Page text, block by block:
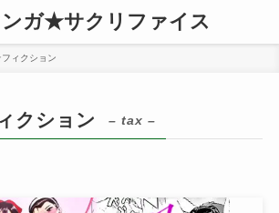
ガ★サクリファイス
ィクション
クション – tax –